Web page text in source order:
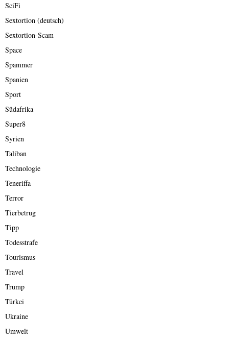
SciFi
Sextortion (deutsch)
Sextortion-Scam
Space
Spammer
Spanien
Sport
Südafrika
Super8
Syrien
Taliban
Technologie
Teneriffa
Terror
Tierbetrug
Tipp
Todesstrafe
Tourismus
Travel
Trump
Türkei
Ukraine
Umwelt